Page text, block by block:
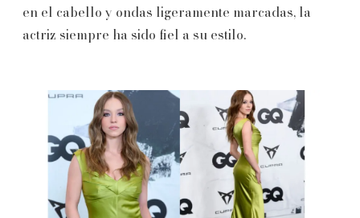
en el cabello y ondas ligeramente marcadas, la
actriz siempre ha sido fiel a su estilo.